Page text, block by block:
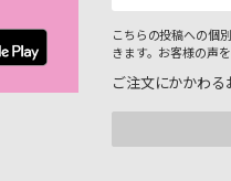
こちらの投稿への個
きます。お客様の声
ご注文にかかわる